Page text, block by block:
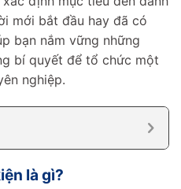
mới bắt đầu hay đã có
bạn nắm vững những
bí quyết để tổ chức một
nghiệp.
là gì?